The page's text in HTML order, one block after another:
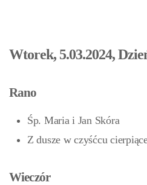
Wtorek, 5.03.2024,
Rano
Śp. Maria i Jan Skóra
Z dusze w czyśćcu
Wieczór